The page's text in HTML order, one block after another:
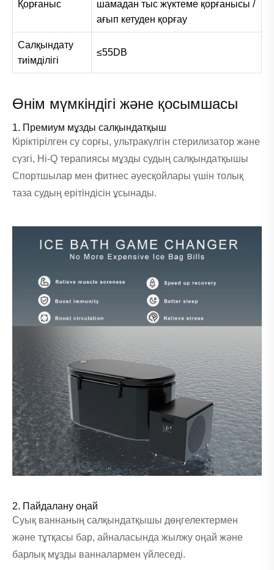
Қорғаныс
шамадан тыс жүктеме қорғанысы /
ағып кетуден қорғау
Салқындату
тиімділігі
≤55DB
Өнім мүмкіндігі және қосымшасы
1. Премиум мұзды салқындатқыш
Кіріктірілген су сорғы, ультракүлгін стерилизатор және
сүзгі, Hi-Q терапиясы мұзды судың салқындатқышы
Спортшылар мен фитнес әуесқойлары үшін толық
таза судың ерітіндісін ұсынады.
2. Пайдалану оңай
Суық ваннаның салқындатқышы дөңгелектермен
және тұтқасы бар, айналасында жылжу оңай және
барлық мұзды ванналармен үйлеседі.